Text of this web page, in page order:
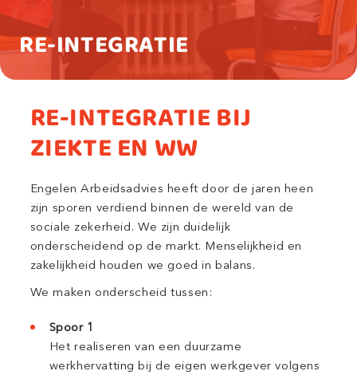
RE-INTEGRATIE
RE-INTEGRATIE BIJ
ZIEKTE EN WW
Engelen Arbeidsadvies heeft door de jaren heen
zijn sporen verdiend binnen de wereld van de
sociale zekerheid. We zijn duidelijk
onderscheidend op de markt. Menselijkheid en
zakelijkheid houden we goed in balans.
We maken onderscheid tussen:
Spoor 1
Het realiseren van een duurzame
werkhervatting bij de eigen werkgever volgens